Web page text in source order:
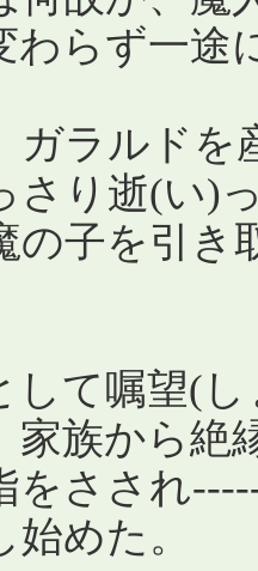
わらず一途
ラルドを
さり逝(い)
の子を引き
て嘱望(し
家族から絶
をさされ
めた。